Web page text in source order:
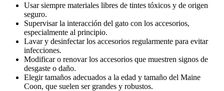
Usar siempre materiales libres de tintes tóxicos y de origen
seguro.
Supervisar la interacción del gato con los accesorios,
especialmente al principio.
Lavar y desinfectar los accesorios regularmente para evitar
infecciones.
Modificar o renovar los accesorios que muestren signos de
desgaste o daño.
Elegir tamaños adecuados a la edad y tamaño del Maine
Coon, que suelen ser grandes y robustos.